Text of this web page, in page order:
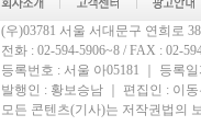
(우)03781 서울 서대문구 연희로
전화 : 02-594-5906~8 / FAX : 02-
등록번호 : 서울 아05181 ｜ 등록
발행인 : 황보승남 ｜ 편집인 : 이
모든 콘텐츠(기사)는 저작권법의